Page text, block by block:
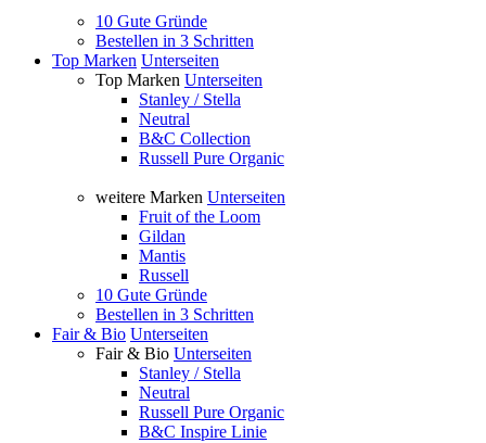
10 Gute Gründe
Bestellen in 3 Schritten
Top Marken Unterseiten
Top Marken Unterseiten
Stanley / Stella
Neutral
B&C Collection
Russell Pure Organic
weitere Marken Unterseiten
Fruit of the Loom
Gildan
Mantis
Russell
10 Gute Gründe
Bestellen in 3 Schritten
Fair & Bio Unterseiten
Fair & Bio Unterseiten
Stanley / Stella
Neutral
Russell Pure Organic
B&C Inspire Linie